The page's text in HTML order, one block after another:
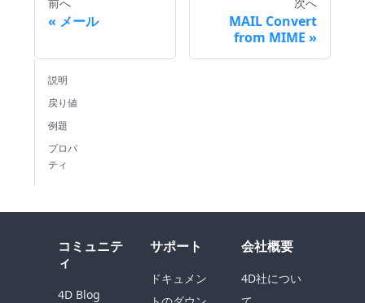
メール
MAIL Convert
from MIME
説明
戻り値
例題
プロパ
ティ
コミュニテ
ィ
4D Blog
サポート
ドキュメン
会社概要
4D社につい